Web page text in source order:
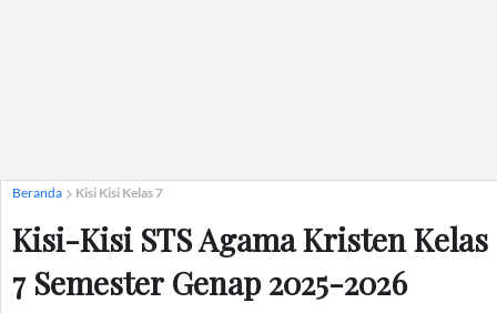
Beranda Kisi Kisi Kelas 7
Kisi-Kisi STS Agama Kristen Kelas
7 Semester Genap 2025-2026